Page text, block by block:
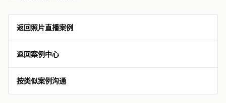
返回照片直播案例
返回案例中心
按类似案例沟通